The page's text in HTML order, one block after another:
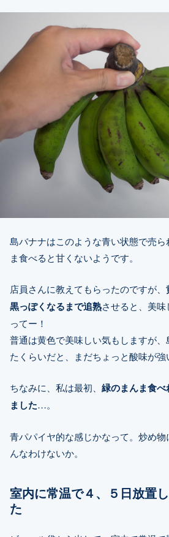
島バナナはこのような青い状態で売
ま食べると甘くないようです。
店員さんに教えてもらったのですが、
黒っぽくなるまで追熟させると、美
ってー！
普通は黄色で美味しい気もしますが
たくらいだと、まだちょっと酸味が強
ちなみに、私は最初、 緑のまんま食
ました…。
青パパイヤ的な感じかなって。炒め物
んなわけないか。
室内に常温で４、５日放置
た